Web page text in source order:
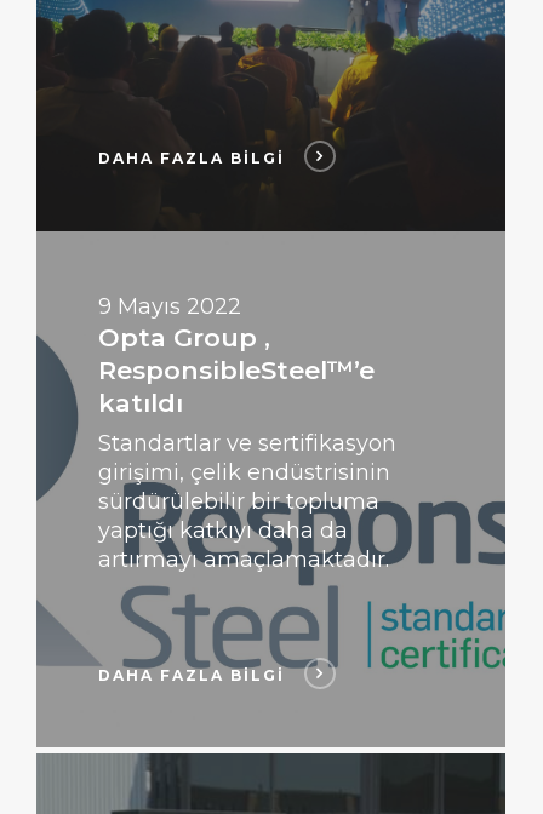
DAHA FAZLA BİLGİ
9 Mayıs 2022
Opta Group ,
ResponsibleSteel™’e
katıldı
Standartlar ve sertifikasyon
girişimi, çelik endüstrisinin
sürdürülebilir bir topluma
yaptığı katkıyı daha da
artırmayı amaçlamaktadır.
DAHA FAZLA BİLGİ